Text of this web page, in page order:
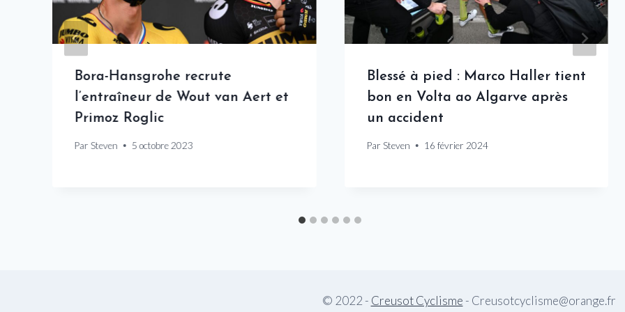
Bora-Hansgrohe recrute
l’entraîneur de Wout van Aert et
Primoz Roglic
Par Steven 5 octobre 2023
Blessé à pied : Marco Haller tient
bon en Volta ao Algarve après
un accident
Par Steven 16 février 2024
© 2022 - Creusot Cyclisme - Creusotcyclisme@orange.fr